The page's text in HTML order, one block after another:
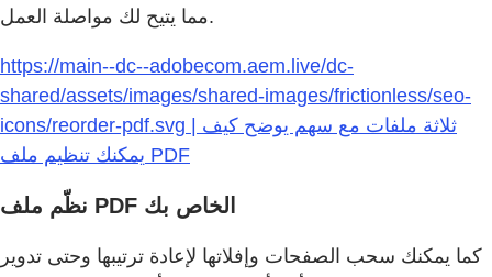
مما يتيح لك مواصلة العمل.
https://main--dc--adobecom.aem.live/dc-
shared/assets/images/shared-images/frictionless/seo-
icons/reorder-pdf.svg | ثلاثة ملفات مع سهم يوضح كيف
يمكنك تنظيم ملف PDF
نظّم ملف PDF الخاص بك
كما يمكنك سحب الصفحات وإفلاتها لإعادة ترتيبها وحتى تدوير